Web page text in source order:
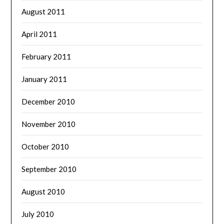
August 2011
April 2011
February 2011
January 2011
December 2010
November 2010
October 2010
September 2010
August 2010
July 2010